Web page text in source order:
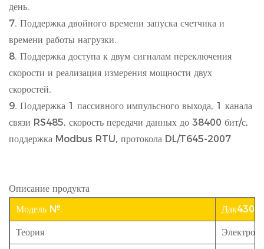
день.
7. Поддержка двойного времени запуска счетчика и
времени работы нагрузки.
8. Поддержка доступа к двум сигналам переключения
скорости и реализация измерения мощности двух
скоростей.
9. Поддержка 1 пассивного импульсного выхода, 1 канала
связи RS485, скорость передачи данных до 38400 бит/с,
поддержка Modbus RTU, протокола DL/T645-2007
Описание продукта
Модель №.
Теория